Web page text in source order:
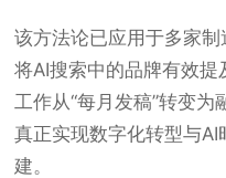
该方法论已应用于多家
将AI搜索中的品牌有效
工作从“每月发稿”转变为
真正实现数字化转型与
建。